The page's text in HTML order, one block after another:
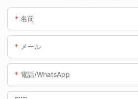
名前
メール
電話/WhatsApp